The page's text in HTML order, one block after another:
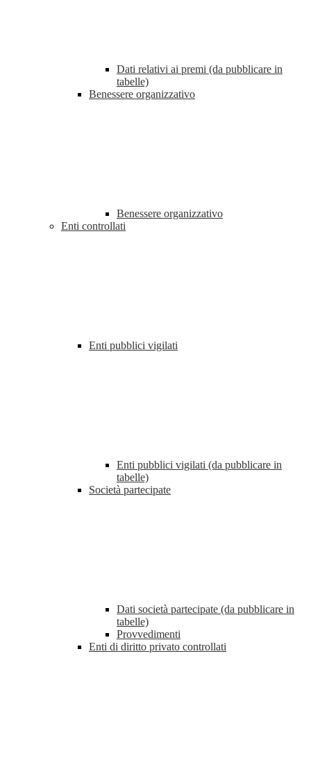
Dati relativi ai premi (da pubblicare in
tabelle)
Benessere organizzativo
Benessere organizzativo
Enti controllati
Enti pubblici vigilati
Enti pubblici vigilati (da pubblicare in
tabelle)
Società partecipate
Dati società partecipate (da pubblicare in
tabelle)
Provvedimenti
Enti di diritto privato controllati